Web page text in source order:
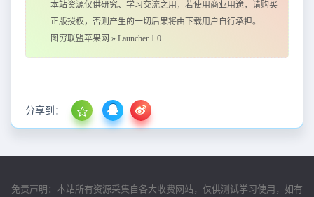
本站资源仅供研究、学习交流之用，若使用商业用途，请购买
正版授权，否则产生的一切后果将由下载用户自行承担。
图穷联盟苹果网 » Lаuncher 1.0
分享到：
免责声明：本站所有资源采集自各大收费网站，仅供测试学习使用，如有